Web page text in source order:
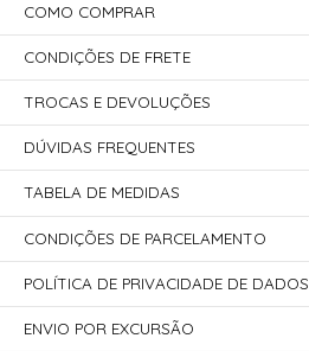
COMO COMPRAR
CONDIÇÕES DE FRETE
TROCAS E DEVOLUÇÕES
DÚVIDAS FREQUENTES
TABELA DE MEDIDAS
CONDIÇÕES DE PARCELAMENTO
POLÍTICA DE PRIVACIDADE DE DADOS
ENVIO POR EXCURSÃO